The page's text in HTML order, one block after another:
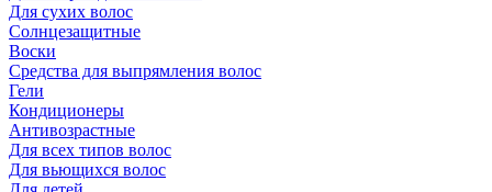
Для сухих волос
Солнцезащитные
Воски
Средства для выпрямления волос
Гели
Кондиционеры
Антивозрастные
Для всех типов волос
Для вьющихся волос